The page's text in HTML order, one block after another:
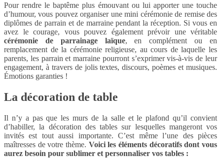
Pour rendre le baptême plus émouvant ou lui apporter une touche
d’humour, vous pouvez organiser une mini cérémonie de remise des
diplômes de parrain et de marraine pendant la réception. Si vous en
avez le courage, vous pouvez également prévoir une véritable
cérémonie de parrainage laïque, en complément ou en
remplacement de la cérémonie religieuse, au cours de laquelle les
parents, les parrain et marraine pourront s’exprimer vis-à-vis de leur
engagement, à travers de jolis textes, discours, poèmes et musiques.
Émotions garanties !
La décoration de table
Il n’y a pas que les murs de la salle et le plafond qu’il convient
d’habiller, la décoration des tables sur lesquelles mangeront vos
invités est tout aussi importante. C’est même l’une des pièces
maîtresses de votre thème. Voici les éléments décoratifs dont vous
aurez besoin pour sublimer et personnaliser vos tables :